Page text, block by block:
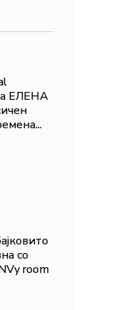
ЕЛЕНА
со
room